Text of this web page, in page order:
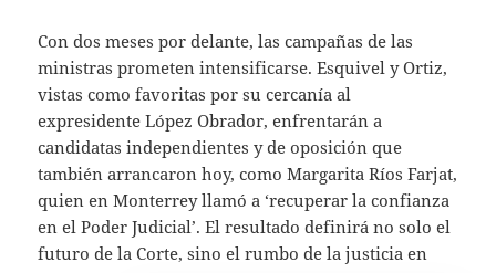
Con dos meses por delante, las campañas de las
ministras prometen intensificarse. Esquivel y Ortiz,
vistas como favoritas por su cercanía al
expresidente López Obrador, enfrentarán a
candidatas independientes y de oposición que
también arrancaron hoy, como Margarita Ríos Farjat,
quien en Monterrey llamó a ‘recuperar la confianza
en el Poder Judicial’. El resultado definirá no solo el
futuro de la Corte, sino el rumbo de la justicia en